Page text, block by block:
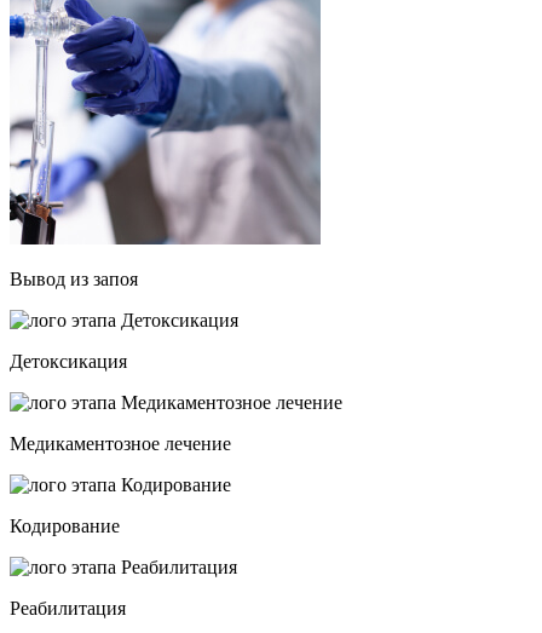
Вывод из запоя
Детоксикация
Медикаментозное лечение
Кодирование
Реабилитация